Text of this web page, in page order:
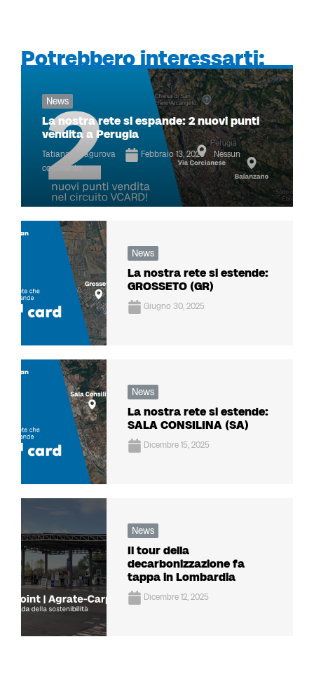
Potrebbero interessarti:
News
La nostra rete si espande: 2 nuovi punti
vendita a Perugia
Tatiana Balagurova Febbraio 13, 2026
Nessun
commento
News
La nostra rete si estende:
GROSSETO (GR)
Giugno 30, 2025
News
La nostra rete si estende:
SALA CONSILINA (SA)
Dicembre 15, 2025
News
Il tour della
decarbonizzazione fa
tappa in Lombardia
Dicembre 12, 2025